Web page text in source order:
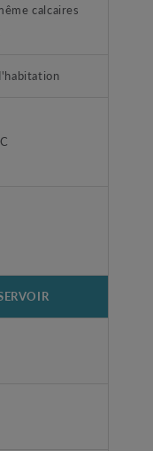
calcaires